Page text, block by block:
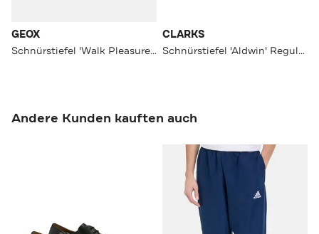
GEOX
Schnürstiefel 'Walk Pleasure' dunkelbraun
CLARKS
Schnürstiefel 'Aldwin' Regular Fit
Andere Kunden kauften auch